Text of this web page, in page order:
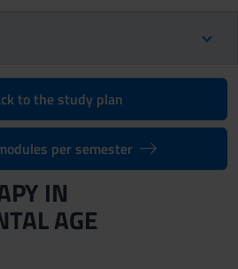
to the study plan
per semester
IN
AGE